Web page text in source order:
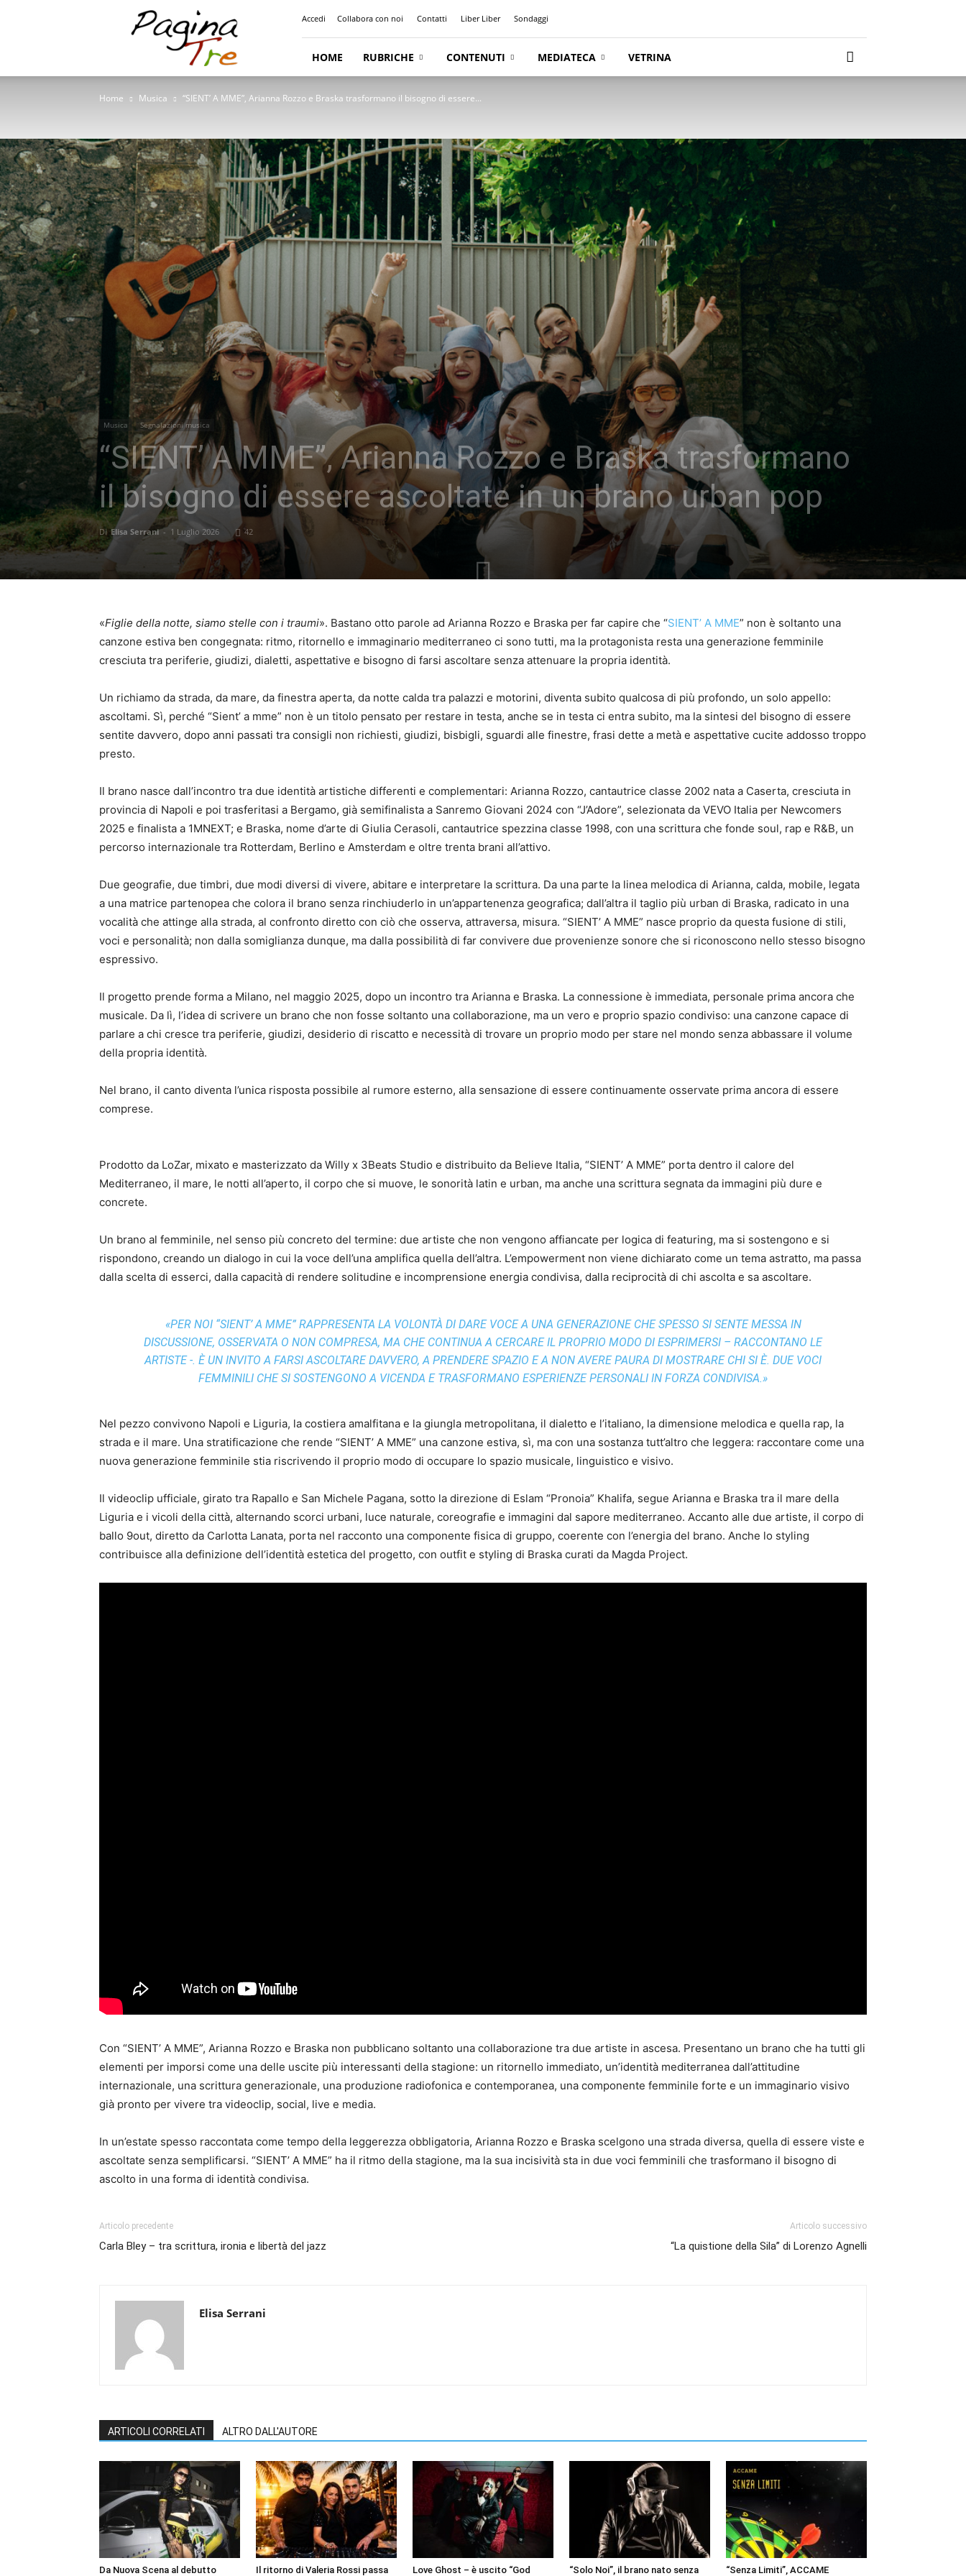
Accedi Collabora con noi Contatti Liber Liber Sondaggi
HOME RUBRICHE CONTENUTI MEDIATECA VETRINA
Home Musica “SIENT’ A MME”, Arianna Rozzo e Braska trasformano il bisogno di essere...
Musica Segnalazioni musica
“SIENT’ A MME”, Arianna Rozzo e Braska trasformano
il bisogno di essere ascoltate in un brano urban pop
Di Elisa Serrani - 1 Luglio 2026 42
«Figlie della notte, siamo stelle con i traumi». Bastano otto parole ad Arianna Rozzo e Braska per far capire che “SIENT’ A MME” non è soltanto una
canzone estiva ben congegnata: ritmo, ritornello e immaginario mediterraneo ci sono tutti, ma la protagonista resta una generazione femminile
cresciuta tra periferie, giudizi, dialetti, aspettative e bisogno di farsi ascoltare senza attenuare la propria identità.
Un richiamo da strada, da mare, da finestra aperta, da notte calda tra palazzi e motorini, diventa subito qualcosa di più profondo, un solo appello:
ascoltami. Sì, perché “Sient’ a mme” non è un titolo pensato per restare in testa, anche se in testa ci entra subito, ma la sintesi del bisogno di essere
sentite davvero, dopo anni passati tra consigli non richiesti, giudizi, bisbigli, sguardi alle finestre, frasi dette a metà e aspettative cucite addosso troppo
presto.
Il brano nasce dall’incontro tra due identità artistiche differenti e complementari: Arianna Rozzo, cantautrice classe 2002 nata a Caserta, cresciuta in
provincia di Napoli e poi trasferitasi a Bergamo, già semifinalista a Sanremo Giovani 2024 con “J’Adore”, selezionata da VEVO Italia per Newcomers
2025 e finalista a 1MNEXT; e Braska, nome d’arte di Giulia Cerasoli, cantautrice spezzina classe 1998, con una scrittura che fonde soul, rap e R&B, un
percorso internazionale tra Rotterdam, Berlino e Amsterdam e oltre trenta brani all’attivo.
Due geografie, due timbri, due modi diversi di vivere, abitare e interpretare la scrittura. Da una parte la linea melodica di Arianna, calda, mobile, legata
a una matrice partenopea che colora il brano senza rinchiuderlo in un’appartenenza geografica; dall’altra il taglio più urban di Braska, radicato in una
vocalità che attinge alla strada, al confronto diretto con ciò che osserva, attraversa, misura. “SIENT’ A MME” nasce proprio da questa fusione di stili,
voci e personalità; non dalla somiglianza dunque, ma dalla possibilità di far convivere due provenienze sonore che si riconoscono nello stesso bisogno
espressivo.
Il progetto prende forma a Milano, nel maggio 2025, dopo un incontro tra Arianna e Braska. La connessione è immediata, personale prima ancora che
musicale. Da lì, l’idea di scrivere un brano che non fosse soltanto una collaborazione, ma un vero e proprio spazio condiviso: una canzone capace di
parlare a chi cresce tra periferie, giudizi, desiderio di riscatto e necessità di trovare un proprio modo per stare nel mondo senza abbassare il volume
della propria identità.
Nel brano, il canto diventa l’unica risposta possibile al rumore esterno, alla sensazione di essere continuamente osservate prima ancora di essere
comprese.
Prodotto da LoZar, mixato e masterizzato da Willy x 3Beats Studio e distribuito da Believe Italia, “SIENT’ A MME” porta dentro il calore del
Mediterraneo, il mare, le notti all’aperto, il corpo che si muove, le sonorità latin e urban, ma anche una scrittura segnata da immagini più dure e
concrete.
Un brano al femminile, nel senso più concreto del termine: due artiste che non vengono affiancate per logica di featuring, ma si sostengono e si
rispondono, creando un dialogo in cui la voce dell’una amplifica quella dell’altra. L’empowerment non viene dichiarato come un tema astratto, ma passa
dalla scelta di esserci, dalla capacità di rendere solitudine e incomprensione energia condivisa, dalla reciprocità di chi ascolta e sa ascoltare.
«PER NOI “SIENT’ A MME” RAPPRESENTA LA VOLONTÀ DI DARE VOCE A UNA GENERAZIONE CHE SPESSO SI SENTE MESSA IN
DISCUSSIONE, OSSERVATA O NON COMPRESA, MA CHE CONTINUA A CERCARE IL PROPRIO MODO DI ESPRIMERSI – RACCONTANO LE
ARTISTE -. È UN INVITO A FARSI ASCOLTARE DAVVERO, A PRENDERE SPAZIO E A NON AVERE PAURA DI MOSTRARE CHI SI È. DUE VOCI
FEMMINILI CHE SI SOSTENGONO A VICENDA E TRASFORMANO ESPERIENZE PERSONALI IN FORZA CONDIVISA.»
Nel pezzo convivono Napoli e Liguria, la costiera amalfitana e la giungla metropolitana, il dialetto e l’italiano, la dimensione melodica e quella rap, la
strada e il mare. Una stratificazione che rende “SIENT’ A MME” una canzone estiva, sì, ma con una sostanza tutt’altro che leggera: raccontare come una
nuova generazione femminile stia riscrivendo il proprio modo di occupare lo spazio musicale, linguistico e visivo.
Il videoclip ufficiale, girato tra Rapallo e San Michele Pagana, sotto la direzione di Eslam “Pronoia” Khalifa, segue Arianna e Braska tra il mare della
Liguria e i vicoli della città, alternando scorci urbani, luce naturale, coreografie e immagini dal sapore mediterraneo. Accanto alle due artiste, il corpo di
ballo 9out, diretto da Carlotta Lanata, porta nel racconto una componente fisica di gruppo, coerente con l’energia del brano. Anche lo styling
contribuisce alla definizione dell’identità estetica del progetto, con outfit e styling di Braska curati da Magda Project.
Con “SIENT’ A MME”, Arianna Rozzo e Braska non pubblicano soltanto una collaborazione tra due artiste in ascesa. Presentano un brano che ha tutti gli
elementi per imporsi come una delle uscite più interessanti della stagione: un ritornello immediato, un’identità mediterranea dall’attitudine
internazionale, una scrittura generazionale, una produzione radiofonica e contemporanea, una componente femminile forte e un immaginario visivo
già pronto per vivere tra videoclip, social, live e media.
In un’estate spesso raccontata come tempo della leggerezza obbligatoria, Arianna Rozzo e Braska scelgono una strada diversa, quella di essere viste e
ascoltate senza semplificarsi. “SIENT’ A MME” ha il ritmo della stagione, ma la sua incisività sta in due voci femminili che trasformano il bisogno di
ascolto in una forma di identità condivisa.
Articolo precedente
Carla Bley – tra scrittura, ironia e libertà del jazz
Articolo successivo
“La quistione della Sila” di Lorenzo Agnelli
Elisa Serrani
ARTICOLI CORRELATI ALTRO DALL'AUTORE
Da Nuova Scena al debutto Il ritorno di Valeria Rossi passa Love Ghost – è uscito “God “Solo Noi”, il brano nato senza “Senza Limiti”, ACCAME